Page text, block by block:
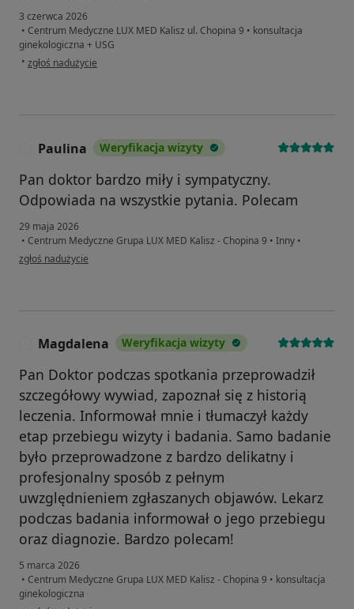
3 czerwca 2026
• Centrum Medyczne LUX MED Kalisz ul. Chopina 9 • konsultacja
ginekologiczna + USG
• w opinii użytkownika P.M.
zgłoś nadużycie
Paulina Weryfikacja wizyty
Pan doktor bardzo miły i sympatyczny.
Odpowiada na wszystkie pytania. Polecam
29 maja 2026
• Centrum Medyczne Grupa LUX MED Kalisz - Chopina 9 • Inny •
w opinii użytkownika Paulina
zgłoś nadużycie
Magdalena Weryfikacja wizyty
Pan Doktor podczas spotkania przeprowadził
szczegółowy wywiad, zapoznał się z historią
leczenia. Informował mnie i tłumaczył każdy
etap przebiegu wizyty i badania. Samo badanie
było przeprowadzone z bardzo delikatny i
profesjonalny sposób z pełnym
uwzględnieniem zgłaszanych objawów. Lekarz
podczas badania informował o jego przebiegu
oraz diagnozie. Bardzo polecam!
5 marca 2026
• Centrum Medyczne Grupa LUX MED Kalisz - Chopina 9 • konsultacja
ginekologiczna